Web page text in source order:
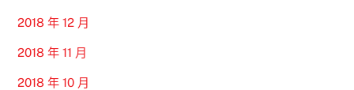
2018 年 12 月
2018 年 11 月
2018 年 10 月